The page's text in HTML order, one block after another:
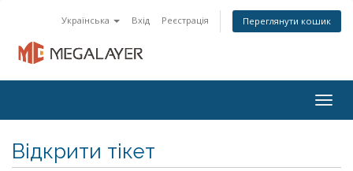
Українська Вхід Реєстрація Переглянути кошик
Відкрити тікет